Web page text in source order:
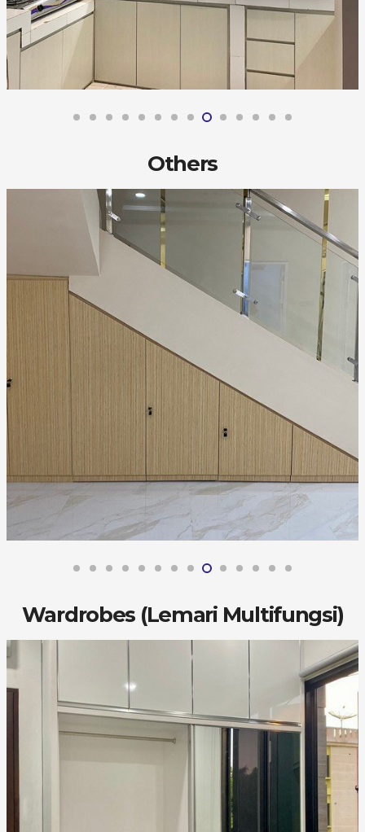
Others
Wardrobes (Lemari Multifungsi)